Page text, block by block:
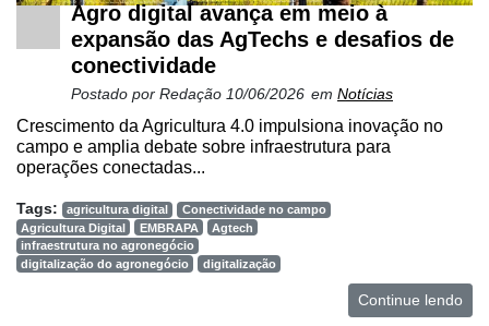
Agro digital avança em meio à
expansão das AgTechs e desafios de
conectividade
Postado por Redação 10/06/2026 em Notícias
Crescimento da Agricultura 4.0 impulsiona inovação no
campo e amplia debate sobre infraestrutura para
operações conectadas...
Tags: agricultura digital
Conectividade no campo
Agricultura Digital
EMBRAPA
Agtech
infraestrutura no agronegócio
digitalização do agronegócio
digitalização
Continue lendo